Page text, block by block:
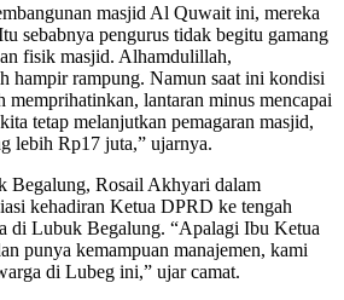
masjid Al Quwait ini, mereka
sebabnya pengurus tidak begitu gamang
fisik masjid. Alhamdulillah,
hampir rampung. Namun saat ini kondisi
memprihatinkan, lantaran minus mencapai
tetap melanjutkan pemagaran masjid,
lebih Rp17 juta,” ujarnya.
Begalung, Rosail Akhyari dalam
kehadiran Ketua DPRD ke tengah
di Lubuk Begalung. “Apalagi Ibu Ketua
punya kemampuan manajemen, kami
di Lubeg ini,” ujar camat.